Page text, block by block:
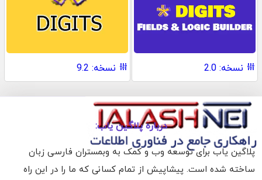
نسخه: 2.0 نسخه: 9.2
درباره پلاگین یاب:
پلاگین یاب برای توسعه وب و کمک به وبمستران فارسی زبان
ساخته شده است. پیشاپیش از تمام کسانی که ما را در این راه